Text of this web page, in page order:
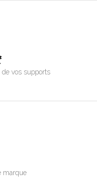
vos supports
marque